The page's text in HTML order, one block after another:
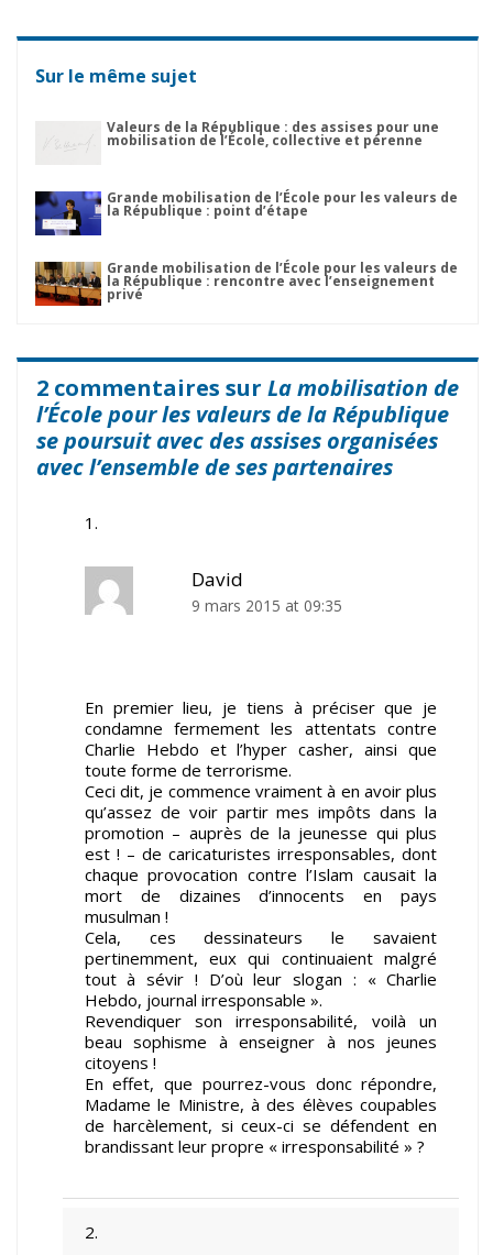
Sur le même sujet
Valeurs de la République : des assises pour une
mobilisation de l’École, collective et pérenne
Grande mobilisation de l’École pour les valeurs de
la République : point d’étape
Grande mobilisation de l’École pour les valeurs de
la République : rencontre avec l’enseignement
privé
2 commentaires sur La mobilisation de
l’École pour les valeurs de la République
se poursuit avec des assises organisées
avec l’ensemble de ses partenaires
David
9 mars 2015 at 09:35
En premier lieu, je tiens à préciser que je
condamne fermement les attentats contre
Charlie Hebdo et l’hyper casher, ainsi que
toute forme de terrorisme.
Ceci dit, je commence vraiment à en avoir plus
qu’assez de voir partir mes impôts dans la
promotion – auprès de la jeunesse qui plus
est ! – de caricaturistes irresponsables, dont
chaque provocation contre l’Islam causait la
mort de dizaines d’innocents en pays
musulman !
Cela, ces dessinateurs le savaient
pertinemment, eux qui continuaient malgré
tout à sévir ! D’où leur slogan : « Charlie
Hebdo, journal irresponsable ».
Revendiquer son irresponsabilité, voilà un
beau sophisme à enseigner à nos jeunes
citoyens !
En effet, que pourrez-vous donc répondre,
Madame le Ministre, à des élèves coupables
de harcèlement, si ceux-ci se défendent en
brandissant leur propre « irresponsabilité » ?